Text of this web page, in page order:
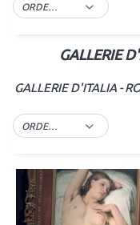
ORDER BY DEFAULT
GALLERIE
GALLERIE D'ITALIA -
ORDER BY DEFAULT